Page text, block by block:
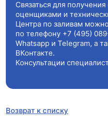
Связаться для
оценщиками и
Центра по заливам
по телефону +7 (495)
Whatsapp и Telegram, а
ВКонтакте.
Консультации
Возврат к списку